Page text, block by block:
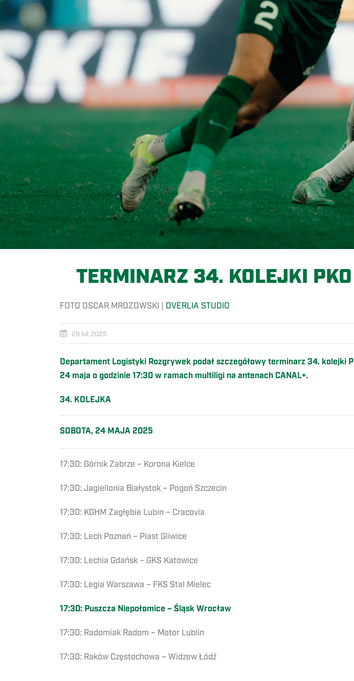
TERMINARZ 34. KOLEJKI
FOTO OSCAR MROZOWSKI | OVERLIA STUDIO
28 lut 2025
Departament Logistyki Rozgrywek podał szczegółowy terminarz 34.
24 maja o godzinie 17:30 w ramach multiligi na antenach CANAL+.
34. KOLEJKA
SOBOTA, 24 MAJA 2025
17:30: Górnik Zabrze – Korona Kielce
17:30: Jagiellonia Białystok – Pogoń Szczecin
17:30: KGHM Zagłębie Lubin – Cracovia
17:30: Lech Poznań – Piast Gliwice
17:30: Lechia Gdańsk – GKS Katowice
17:30: Legia Warszawa – FKS Stal Mielec
17:30: Puszcza Niepołomice – Śląsk Wrocław
17:30: Radomiak Radom – Motor Lublin
17:30: Raków Częstochowa – Widzew Łódź